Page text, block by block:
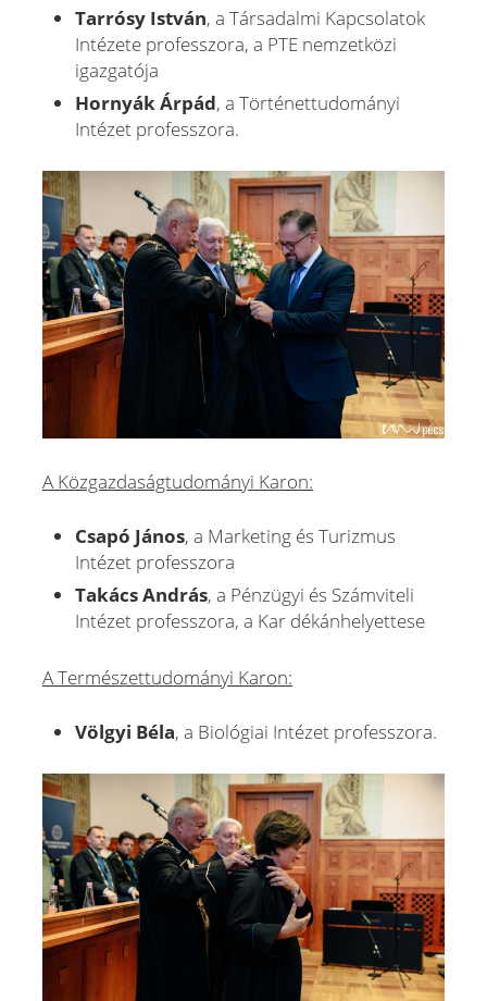
Tarrósy István, a Társadalmi Kapcsolatok
Intézete professzora, a PTE nemzetközi
igazgatója
Hornyák Árpád, a Történettudományi
Intézet professzora.
A Közgazdaságtudományi Karon:
Csapó János, a Marketing és Turizmus
Intézet professzora
Takács András, a Pénzügyi és Számviteli
Intézet professzora, a Kar dékánhelyettese
A Természettudományi Karon:
Völgyi Béla, a Biológiai Intézet professzora.